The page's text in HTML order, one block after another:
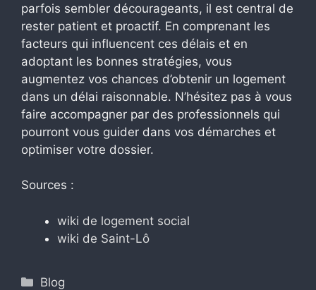
parfois sembler décourageants, il est central de
rester patient et proactif. En comprenant les
facteurs qui influencent ces délais et en
adoptant les bonnes stratégies, vous
augmentez vos chances d’obtenir un logement
dans un délai raisonnable. N’hésitez pas à vous
faire accompagner par des professionnels qui
pourront vous guider dans vos démarches et
optimiser votre dossier.
Sources :
wiki de logement social
wiki de Saint-Lô
Catégories
Blog